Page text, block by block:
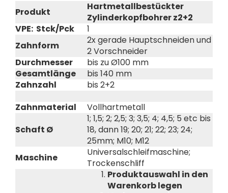
Produkt
Hartmetallbestückter
Zylinderkopfbohrer z2+2
VPE: Stck/Pck
1
Zahnform
2x gerade Hauptschneiden und
2 Vorschneider
Durchmesser
bis zu Ø100 mm
Gesamtlänge
bis 140 mm
Zahnzahl
bis 2+2
Zahnmaterial
Vollhartmetall
Schaft Ø
1; 1,5; 2; 2,5; 3; 3,5; 4; 4,5; 5 etc bis
18, dann 19; 20; 21; 22; 23; 24;
25mm; M10; M12
Maschine
Universalschleifmaschine;
Trockenschliff
Produktauswahl in den
Warenkorb legen